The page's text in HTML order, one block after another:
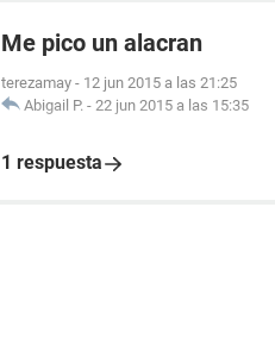
Me pico un alacran
terezamay - 12 jun 2015 a las 21:25
Abigail P. - 22 jun 2015 a las 15:35
1 respuesta